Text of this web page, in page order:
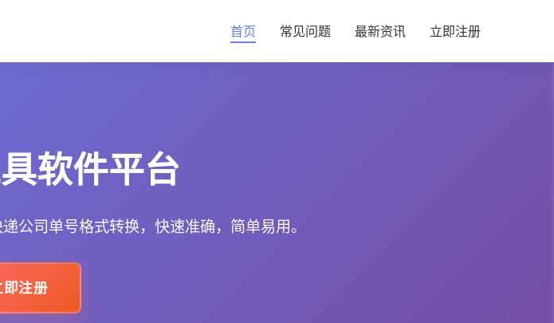
首页 常见问题 最新资讯 立即注册
软件平台
公司单号格式转换，快速准确，简单易用。
即注册